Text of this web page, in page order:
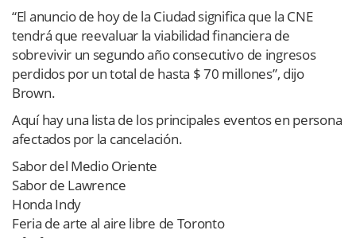
“El anuncio de hoy de la Ciudad significa que la CNE
tendrá que reevaluar la viabilidad financiera de
sobrevivir un segundo año consecutivo de ingresos
perdidos por un total de hasta $ 70 millones”, dijo
Brown.
Aquí hay una lista de los principales eventos en persona
afectados por la cancelación.
Sabor del Medio Oriente
Sabor de Lawrence
Honda Indy
Feria de arte al aire libre de Toronto